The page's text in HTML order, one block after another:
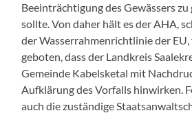
Beeinträchtigung des Gewässers zu
sollte. Von daher hält es der AHA,
der Wasserrahmenrichtlinie der
geboten, dass der Landkreis
Gemeinde Kabelsketal mit
Aufklärung des Vorfalls hinwirken.
auch die zuständige